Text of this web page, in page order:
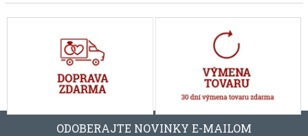
ODOBERAJTE NOVINKY E-MAILOM